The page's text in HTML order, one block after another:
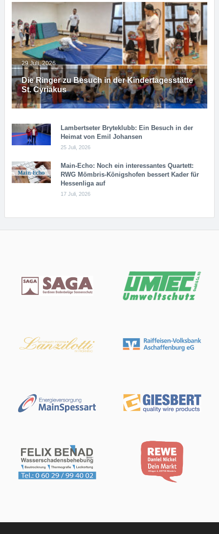
Die Ringer zu Besuch in der Kindertagesstätte
St. Cyriakus
29 Juli, 2026
Lambertseter Bryteklubb: Ein Besuch in der
Heimat von Emil Johansen
25 Juli, 2026
Main-Echo: Noch ein in­ter­es­san­tes Quar­tett:
RWG Möm­b­ris-Kö­n­igs­ho­fen bessert Kader für
Hessenliga auf
17 Juli, 2026